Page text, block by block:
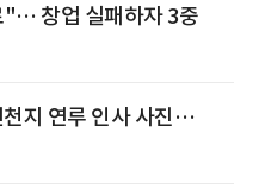
"… 창업 실패하자 3중
지 연루 인사 사진…